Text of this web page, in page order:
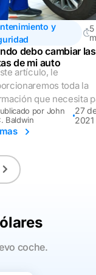
y
5
debo cambiar las
de mi auto
artículo, le
toda la
que necesita
por John
Baldwin
27
2021
coche.